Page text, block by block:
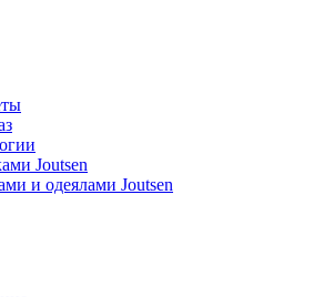
Joutsen
и одеялами Joutsen